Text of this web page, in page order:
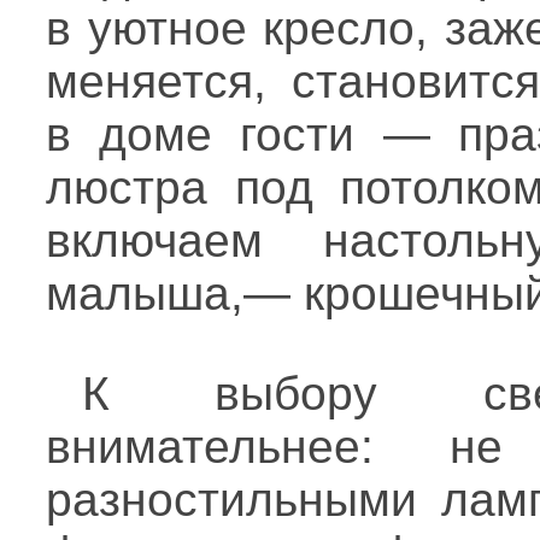
в уютное кресло,
меняется,
в доме гости —
люстра под
включаем
малыша,—
К выбору
внимательнее: не
разностильными